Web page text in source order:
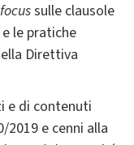
focussulle clausole
le pratiche
Direttiva
e di contenuti
e cenni alla